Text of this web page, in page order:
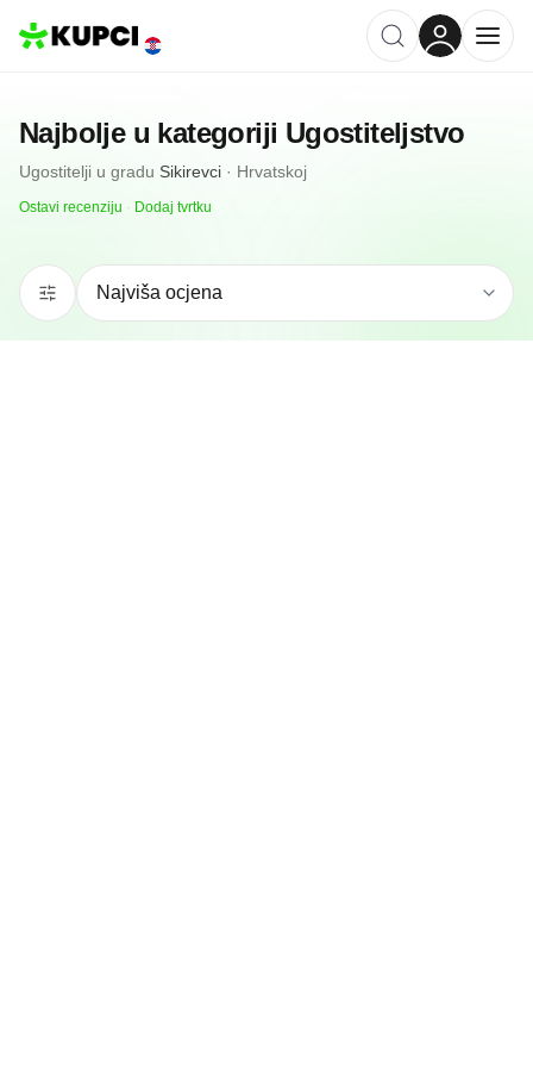
Najbolje u kategoriji Ugostiteljstvo
Ugostitelji u gradu Sikirevci · Hrvatskoj
Ostavi recenziju · Dodaj tvrtku